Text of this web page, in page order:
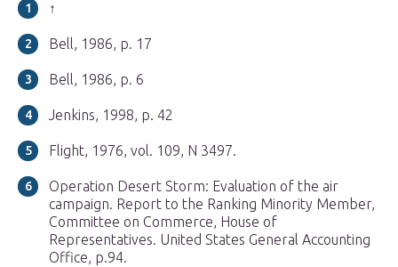
↑
Bell, 1986, p. 17
Bell, 1986, p. 6
Jenkins, 1998, p. 42
Flight, 1976, vol. 109, N 3497.
Operation Desert Storm: Evaluation of the air
campaign. Report to the Ranking Minority Member,
Committee on Commerce, House of
Representatives. United States General Accounting
Office, p.94.